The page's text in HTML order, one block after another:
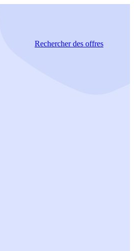
Rechercherdes offres